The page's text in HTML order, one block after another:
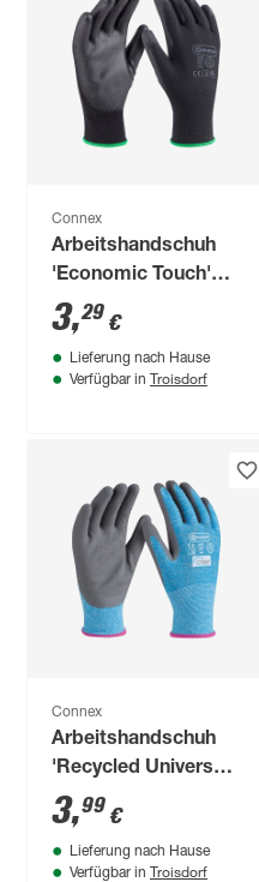
Connex
Arbeitshandschuh
'Economic Touch'
schwarz Größe 8/M
3,29 €
Lieferung nach Hause
Verfügbar in Troisdorf
Connex
Arbeitshandschuh
'Recycled Universal'
blau/grau Größe 7/S
3,99 €
Lieferung nach Hause
Verfügbar in Troisdorf